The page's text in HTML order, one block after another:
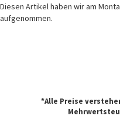
Diesen Artikel haben wir am
aufgenommen.
*Alle Preise